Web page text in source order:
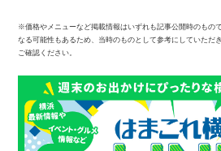
※価格やメニューなど掲載情報はいずれも記事公開時のもの
なる可能性もあるため、当時のものとして参考にしていただ
ご確認ください。